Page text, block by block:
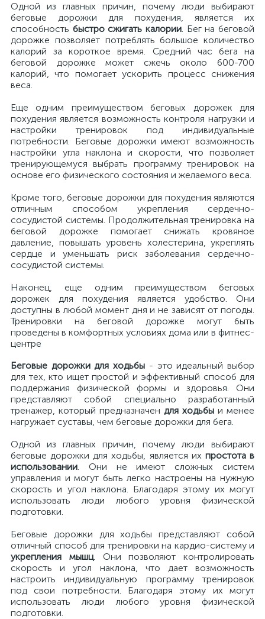
Одной из главных причин, почему люди выбирают
беговые дорожки для похудения, является их
способность быстро сжигать калории. Бег на беговой
дорожке позволяет потреблять большое количество
калорий за короткое время. Средний час бега на
беговой дорожке может сжечь около 600-700
калорий, что помогает ускорить процесс снижения
веса.
Еще одним преимуществом беговых дорожек для
похудения является возможность контроля нагрузки и
настройки тренировок под индивидуальные
потребности. Беговые дорожки имеют возможность
настройки угла наклона и скорости, что позволяет
тренирующемуся выбрать программу тренировок на
основе его физического состояния и желаемого веса.
Кроме того, беговые дорожки для похудения являются
отличным способом укрепления сердечно-
сосудистой системы. Продолжительная тренировка на
беговой дорожке помогает снижать кровяное
давление, повышать уровень холестерина, укреплять
сердце и уменьшать риск заболевания сердечно-
сосудистой системы.
Наконец, еще одним преимуществом беговых
дорожек для похудения является удобство. Они
доступны в любой момент дня и не зависят от погоды.
Тренировки на беговой дорожке могут быть
проведены в комфортных условиях дома или в фитнес-
центре
Беговые дорожки для ходьбы - это идеальный выбор
для тех, кто ищет простой и эффективный способ для
поддержания физической формы и здоровья. Они
представляют собой специально разработанный
тренажер, который предназначен для ходьбы и менее
нагружает суставы, чем беговые дорожки для бега.
Одной из главных причин, почему люди выбирают
беговые дорожки для ходьбы, является их простота в
использовании. Они не имеют сложных систем
управления и могут быть легко настроены на нужную
скорость и угол наклона. Благодаря этому их могут
использовать люди любого уровня физической
подготовки.
Беговые дорожки для ходьбы представляют собой
отличный способ для тренировки на кардио-систему и
укрепления мышц. Они позволяют контролировать
скорость и угол наклона, что дает возможность
настроить индивидуальную программу тренировок
под свои потребности. Благодаря этому их могут
использовать люди любого уровня физической
подготовки.